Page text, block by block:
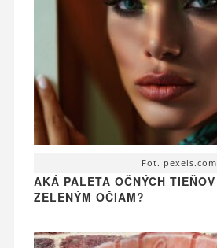
Fot. pexels.com
AKÁ PALETA OČNÝCH
ZELENÝM OČIAM?